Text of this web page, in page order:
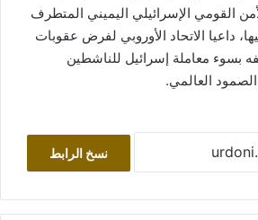
القومي الإسرائيلي اليميني المتطرف
داعيا الاتحاد الأوروبي لفرض عقوبات
بسوء معاملة إسرائيل للناشطين
العالمي.
نسخ الرابط